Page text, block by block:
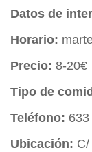
Datos de
Horario:
Precio: 8-20€
Tipo de
Teléfono:
Ubicación: